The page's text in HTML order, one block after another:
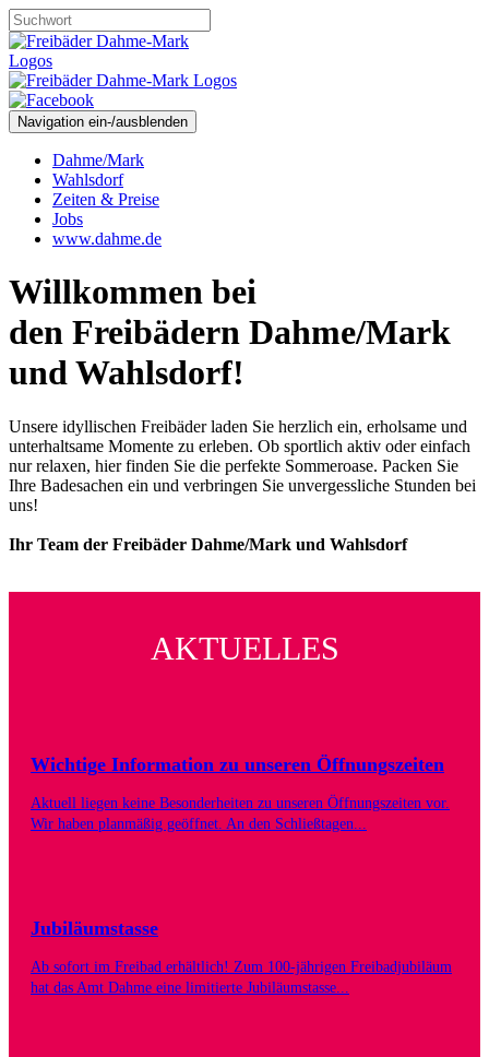
Navigation ein-/ausblenden
Dahme/Mark
Wahlsdorf
Zeiten & Preise
Jobs
www.dahme.de
Willkommen bei
den Freibädern Dahme/Mark
und Wahlsdorf!
Unsere idyllischen Freibäder laden Sie herzlich ein, erholsame und
unterhaltsame Momente zu erleben. Ob sportlich aktiv oder einfach
nur relaxen, hier finden Sie die perfekte Sommeroase. Packen Sie
Ihre Badesachen ein und verbringen Sie unvergessliche Stunden bei
uns!
Ihr Team der Freibäder Dahme/Mark und Wahlsdorf
AKTUELLES
Wichtige Information zu unseren Öffnungszeiten
Aktuell liegen keine Besonderheiten zu unseren Öffnungszeiten vor.
Wir haben planmäßig geöffnet. An den Schließtagen...
Jubiläumstasse
Ab sofort im Freibad erhältlich! Zum 100-jährigen Freibadjubiläum
hat das Amt Dahme eine limitierte Jubiläumstasse...